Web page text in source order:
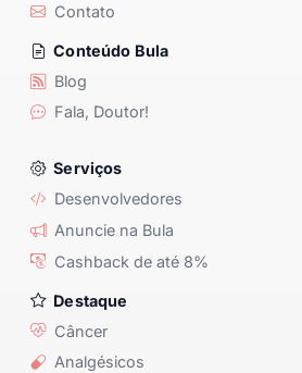
Contato
Conteúdo Bula
Blog
Fala, Doutor!
Serviços
Desenvolvedores
Anuncie na Bula
Cashback de até 8%
Destaque
Câncer
Analgésicos